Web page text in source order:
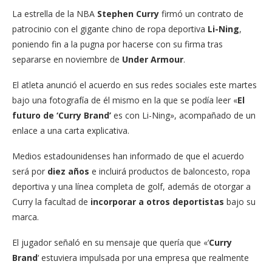
La estrella de la NBA Stephen Curry firmó un contrato de
patrocinio con el gigante chino de ropa deportiva Li-Ning,
poniendo fin a la pugna por hacerse con su firma tras
separarse en noviembre de Under Armour.
El atleta anunció el acuerdo en sus redes sociales este martes
bajo una fotografía de él mismo en la que se podía leer «El
futuro de ‘Curry Brand’ es con Li-Ning», acompañado de un
enlace a una carta explicativa.
Medios estadounidenses han informado de que el acuerdo
será por diez años e incluirá productos de baloncesto, ropa
deportiva y una línea completa de golf, además de otorgar a
Curry la facultad de incorporar a otros deportistas bajo su
marca.
El jugador señaló en su mensaje que quería que «‘Curry
Brand‘ estuviera impulsada por una empresa que realmente